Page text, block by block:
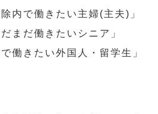
内で働きたい主婦(主夫)」
まだ働きたいシニア」
働きたい外国人・留学生」